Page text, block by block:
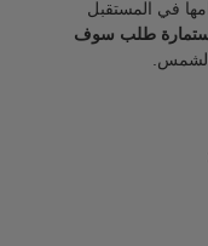
في المستقبل
طلب سوف